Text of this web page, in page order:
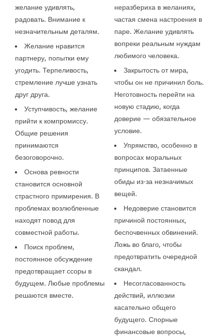
желание удивлять,
радовать. Внимание к
незначительным деталям.
Желание нравится
партнеру, попытки ему
угодить. Терпеливость,
стремление лучше узнать
друг друга.
Уступчивость, желание
прийти к компромиссу.
Общие решения
принимаются
безоговорочно.
Основа ревности
становится основной
страстного примирения. В
проблемах возлюбленные
находят повод для
совместной работы.
Поиск проблем,
постоянное обсуждение
предотвращает ссоры в
будущем. Любые проблемы
решаются вместе.
неразбериха в желаниях,
частая смена настроения в
паре. Желание удивлять
вопреки реальным нуждам
любимого человека.
Закрытость от мира,
чтобы он не причинил боль.
Неготовность перейти на
новую стадию, когда
доверие — обязательное
условие.
Упрямство, особенно в
вопросах моральных
принципов. Затаенные
обиды из-за незначимых
вещей.
Недоверие становится
причиной постоянных,
беспочвенных обвинений.
Ложь во благо, чтобы
предотвратить очередной
скандал.
Несогласованность
действий, иллюзии
касательно общего
будущего. Спорные
финансовые вопросы,